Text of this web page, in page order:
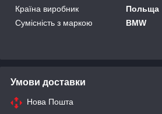
Країна виробник
Польща
Сумісність з маркою
BMW
Умови доставки
Нова Пошта